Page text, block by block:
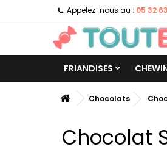
Appelez-nous au : 05 32
FRIANDISES
Chocolats
Chocolat